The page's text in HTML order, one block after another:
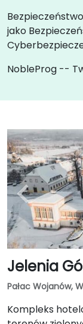
jako
NobleProg --
Jelenia
Pałac Wojanów,
Kompleks